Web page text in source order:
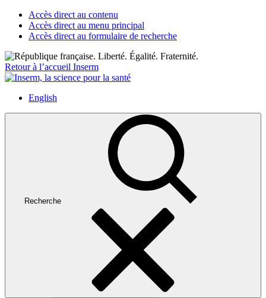
Accès direct au contenu
Accès direct au menu principal
Accès direct au formulaire de recherche
Retour à l’accueil Inserm
English
Recherche